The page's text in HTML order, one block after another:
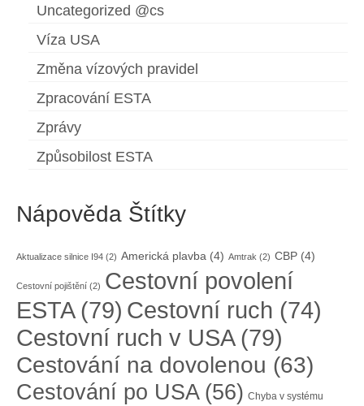
Uncategorized @cs
Víza USA
Změna vízových pravidel
Zpracování ESTA
Zprávy
Způsobilost ESTA
Nápověda Štítky
Aktualizace silnice I94 (2) Americká plavba (4) Amtrak (2) CBP (4)
Cestovní pojištění (2) Cestovní povolení
ESTA(79) Cestovní ruch (74)
Cestovní ruch v USA(79)
Cestování na dovolenou (63)
Cestování po USA(56) Chyba v systému